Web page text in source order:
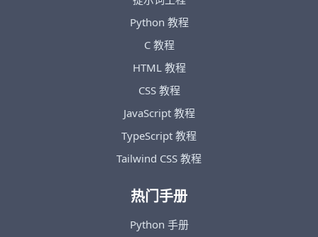
Python 教程
C 教程
HTML 教程
CSS 教程
JavaScript 教程
TypeScript 教程
Tailwind CSS 教程
热门手册
Python 手册